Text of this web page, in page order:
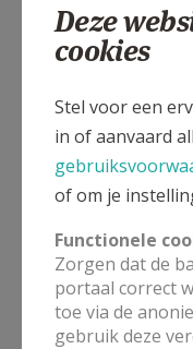
Deze
cookies
Stel voor een
in of aanvaard
of om je
Functionele
Zorgen dat de
portaal correct
toe via de
gebruik deze